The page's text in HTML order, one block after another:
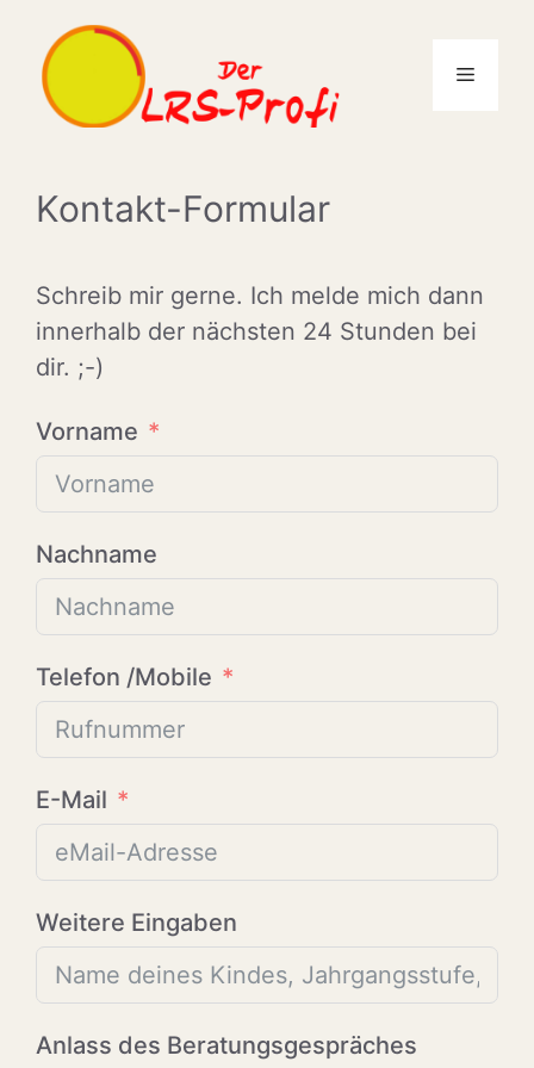
Inhalt
springen
Menü
Kontakt-Formular
Schreib mir gerne. Ich melde mich dann
innerhalb der nächsten 24 Stunden bei
dir. ;-)
Vorname
Nachname
Telefon /Mobile
E-Mail
Weitere Eingaben
Anlass des Beratungsgespräches